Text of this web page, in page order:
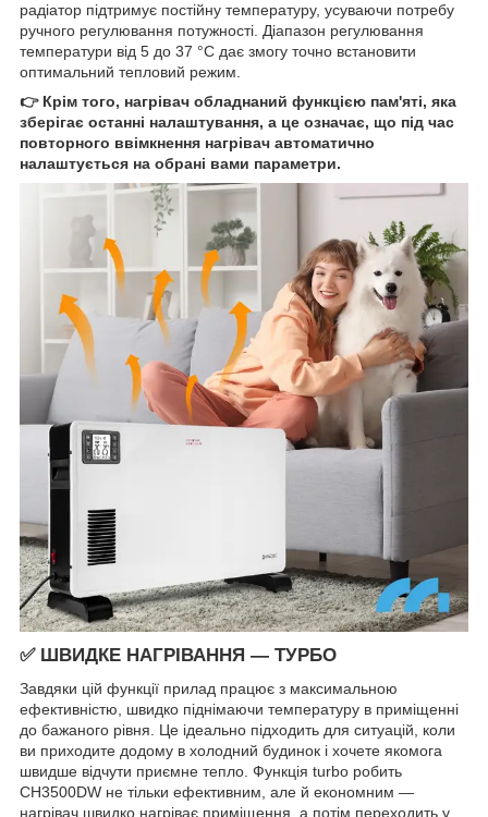
радіатор підтримує постійну температуру, усуваючи потребу
ручного регулювання потужності. Діапазон регулювання
температури від 5 до 37 °C дає змогу точно встановити
оптимальний тепловий режим.
👉 Крім того, нагрівач обладнаний функцією пам'яті, яка
зберігає останні налаштування, а це означає, що під час
повторного ввімкнення нагрівач автоматично
налаштується на обрані вами параметри.
✅ ШВИДКЕ НАГРІВАННЯ — ТУРБО
Завдяки цій функції прилад працює з максимальною
ефективністю, швидко піднімаючи температуру в приміщенні
до бажаного рівня. Це ідеально підходить для ситуацій, коли
ви приходите додому в холодний будинок і хочете якомога
швидше відчути приємне тепло. Функція turbo робить
CH3500DW не тільки ефективним, але й економним —
нагрівач швидко нагріває приміщення, а потім переходить у